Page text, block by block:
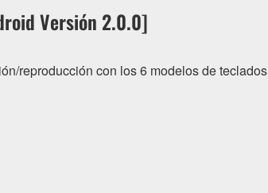
Versión 2.0.0]
reproducción con los 6 modelos de teclados